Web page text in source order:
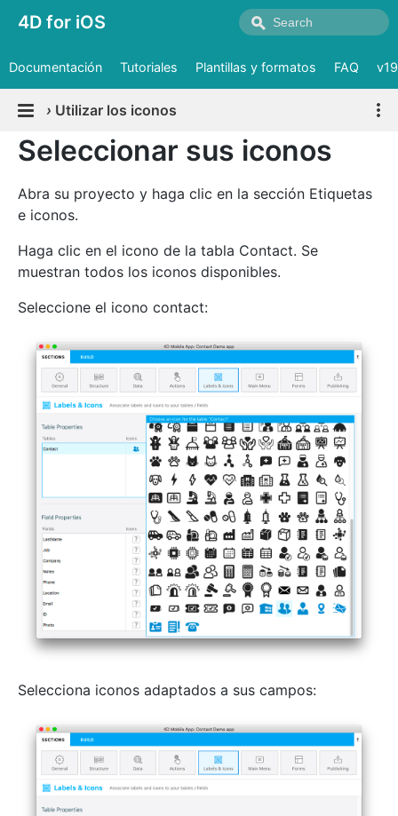
4D for iOS
Documentación Tutoriales Plantillas y formatos FAQ
› Utilizar los iconos
Seleccionar sus iconos
Abra su proyecto y haga clic en la sección Etiquetas
e iconos.
Haga clic en el icono de la tabla Contact. Se
muestran todos los iconos disponibles.
Seleccione el icono contact:
Selecciona iconos adaptados a sus campos: